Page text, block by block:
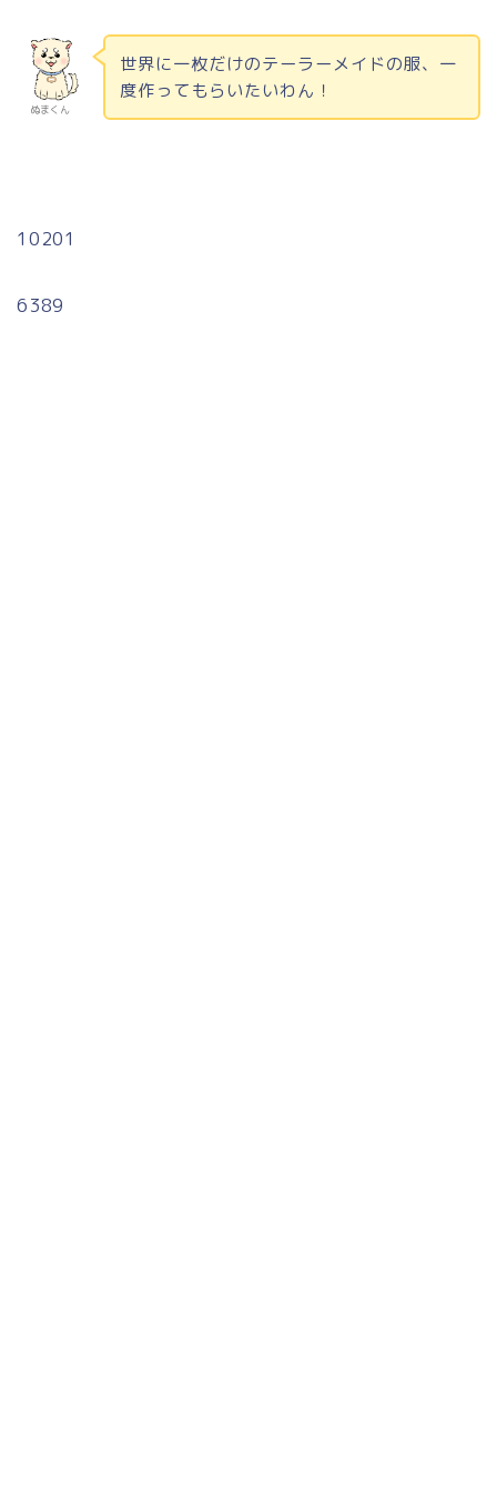
ぬまくん
世界に一枚だけのテーラーメイドの服、一
度作ってもらいたいわん！
10201
6389